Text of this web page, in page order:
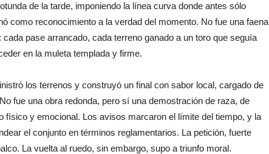
de la tarde, imponiendo la línea curva donde antes sólo
como reconocimiento a la verdad del momento. No fue una faena
pase arrancado, cada terreno ganado a un toro que seguía
en la muleta templada y firme.
los terrenos y construyó un final con sabor local, cargado de
fue una obra redonda, pero sí una demostración de raza, de
físico y emocional. Los avisos marcaron el límite del tiempo, y la
el conjunto en términos reglamentarios. La petición, fuerte
La vuelta al ruedo, sin embargo, supo a triunfo moral.